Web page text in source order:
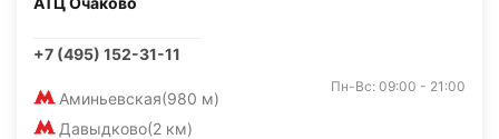
+7 (495) 152-31-11
Аминьевская(980 м)
Давыдково(2 км)
Пн-Вс: 09:00 - 21:00